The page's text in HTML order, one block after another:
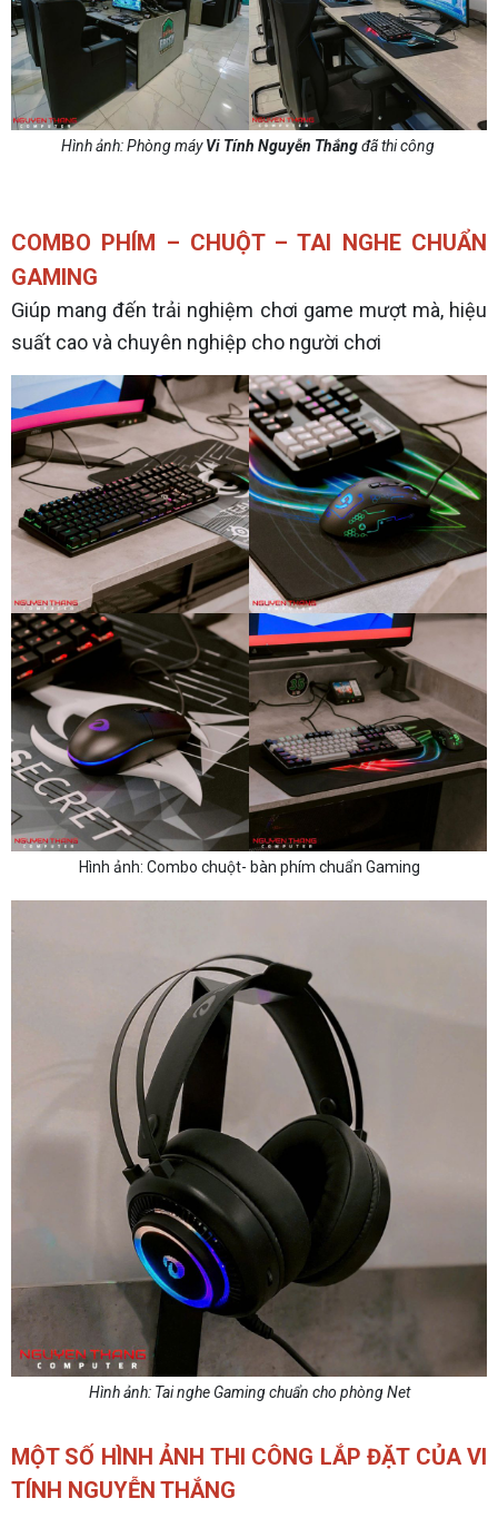
Hình ảnh: Phòng máyVi Tính Nguyễn Thắngđã thi công
COMBO PHÍM – CHUỘT – TAI NGHE CHUẨN
GAMING
Giúp mang đến trải nghiệm chơi game mượt mà, hiệu
suất cao và chuyên nghiệp cho người chơi
Hình ảnh: Combo chuột- bàn phím chuẩn Gaming
Hình ảnh: Tai nghe Gaming chuẩn cho phòng Net
MỘT SỐ HÌNH ẢNH THI CÔNG LẮP ĐẶT CỦA VI
TÍNH NGUYỄN THẮNG